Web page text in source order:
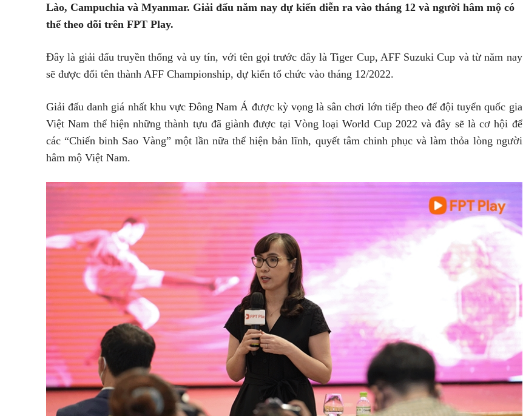
Lào, Campuchia và Myanmar. Giải đấu năm nay dự kiến diễn ra vào tháng 12 và người hâm mộ có
thể theo dõi trên FPT Play.
Đây là giải đấu truyền thống và uy tín, với tên gọi trước đây là Tiger Cup, AFF Suzuki Cup và từ năm nay
sẽ được đổi tên thành AFF Championship, dự kiến tổ chức vào tháng 12/2022.
Giải đấu danh giá nhất khu vực Đông Nam Á được kỳ vọng là sân chơi lớn tiếp theo để đội tuyển quốc gia
Việt Nam thể hiện những thành tựu đã giành được tại Vòng loại World Cup 2022 và đây sẽ là cơ hội để
các “Chiến binh Sao Vàng” một lần nữa thể hiện bản lĩnh, quyết tâm chinh phục và làm thỏa lòng người
hâm mộ Việt Nam.